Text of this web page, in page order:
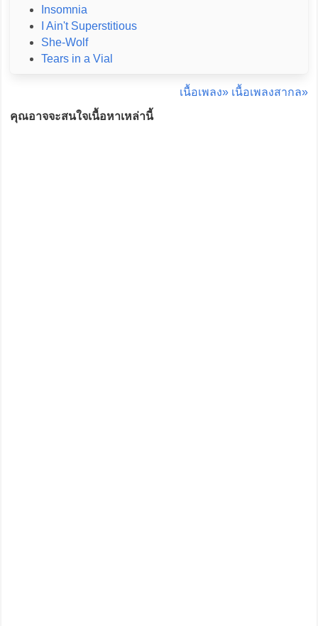
Insomnia
I Ain't Superstitious
She-Wolf
Tears in a Vial
เนื้อเพลง» เนื้อเพลงสากล»
คุณอาจจะสนใจเนื้อหาเหล่านี้